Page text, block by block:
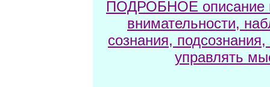
ПОДРОБНОЕ описание
внимательности,
сознания,
управлять